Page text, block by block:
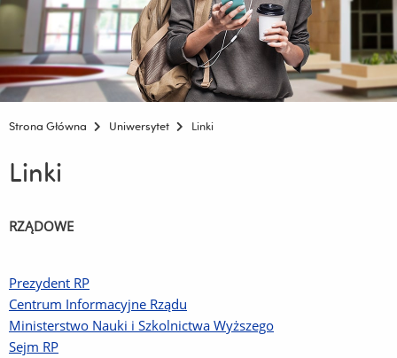
Strona Główna Uniwersytet Linki
Linki
RZĄDOWE
Prezydent RP
Centrum Informacyjne Rządu
Ministerstwo Nauki i Szkolnictwa Wyższego
Sejm RP